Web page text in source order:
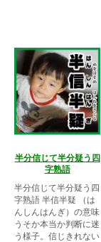
半分信じて半分疑う四
字熟語
半分信じて半分疑う四
字熟語 半信半疑 （は
んしんはんぎ）の意味
うそか本当か判断に迷
う様子。信じきれない